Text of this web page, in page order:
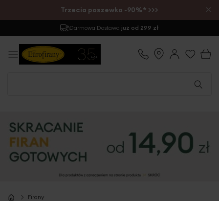
Trzecia poszewka -90%* >>> ×
Zwrotdo 30 dni
Firany